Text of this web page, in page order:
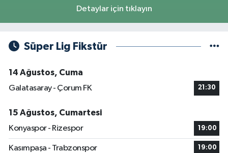
Detaylar için tıklayın
Süper Lig Fikstür
14 Ağustos, Cuma
Galatasaray - Çorum FK
21:30
15 Ağustos, Cumartesi
Konyaspor - Rizespor
19:00
Kasımpaşa - Trabzonspor 19:00